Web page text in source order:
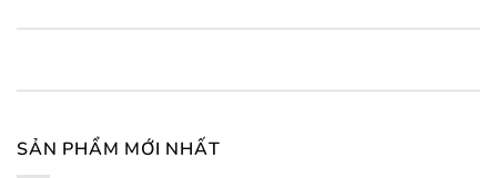
SẢN PHẨM MỚI NHẤT